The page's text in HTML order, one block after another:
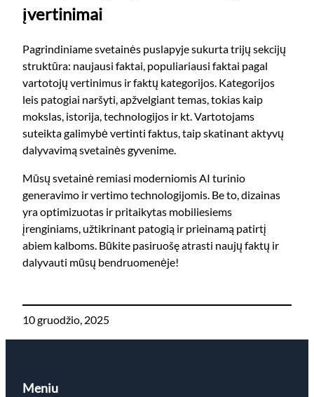
įvertinimai
Pagrindiniame svetainės puslapyje sukurta trijų sekcijų
struktūra: naujausi faktai, populiariausi faktai pagal
vartotojų vertinimus ir faktų kategorijos. Kategorijos
leis patogiai naršyti, apžvelgiant temas, tokias kaip
mokslas, istorija, technologijos ir kt. Vartotojams
suteikta galimybė vertinti faktus, taip skatinant aktyvų
dalyvavimą svetainės gyvenime.
Mūsų svetainė remiasi moderniomis AI turinio
generavimo ir vertimo technologijomis. Be to, dizainas
yra optimizuotas ir pritaikytas mobiliesiems
įrenginiams, užtikrinant patogią ir prieinamą patirtį
abiem kalboms. Būkite pasiruošę atrasti naujų faktų ir
dalyvauti mūsų bendruomenėje!
10 gruodžio, 2025
Meniu